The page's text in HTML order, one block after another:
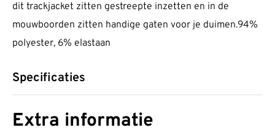
dit trackjacket zitten gestreepte inzetten en in de
mouwboorden zitten handige gaten voor je duimen.94%
polyester, 6% elastaan
Specificaties
Extra informatie